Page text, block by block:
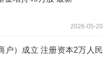
2026-05-20
户）成立 注册资本2万人民